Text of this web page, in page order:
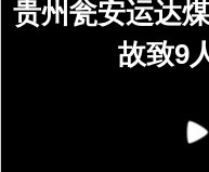
贵州瓮安运达
故致9